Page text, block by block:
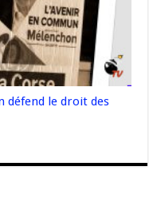
défend le droit des